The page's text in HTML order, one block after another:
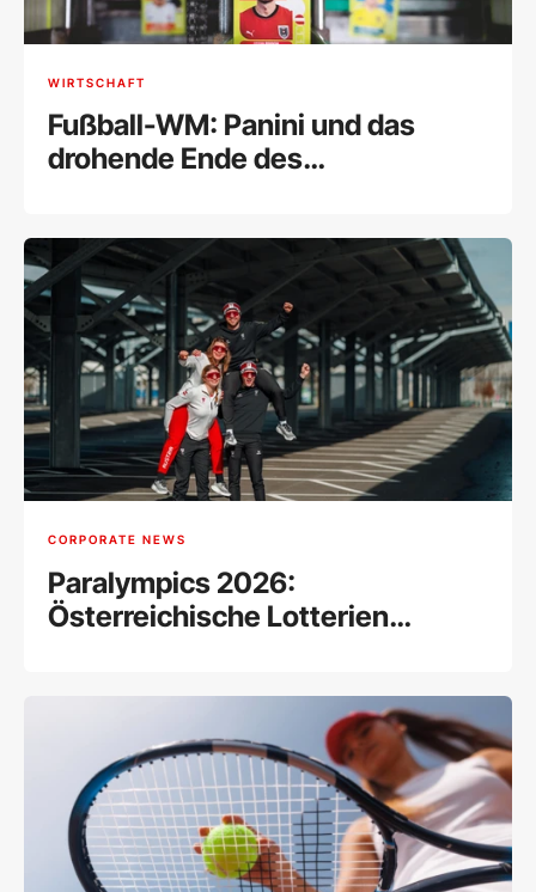
WIRTSCHAFT
Fußball-WM: Panini und das
drohende Ende des
CORPORATE NEWS
Paralympics 2026:
Österreichische Lotterien